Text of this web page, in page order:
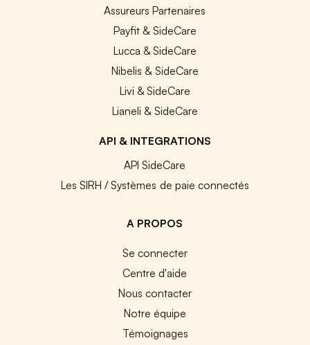
Assureurs Partenaires
Payfit & SideCare
Lucca & SideCare
Nibelis & SideCare
Livi & SideCare
Lianeli & SideCare
API & INTEGRATIONS
API SideCare
Les SIRH / Systèmes de paie connectés
A PROPOS
Se connecter
Centre d'aide
Nous contacter
Notre équipe
Témoignages